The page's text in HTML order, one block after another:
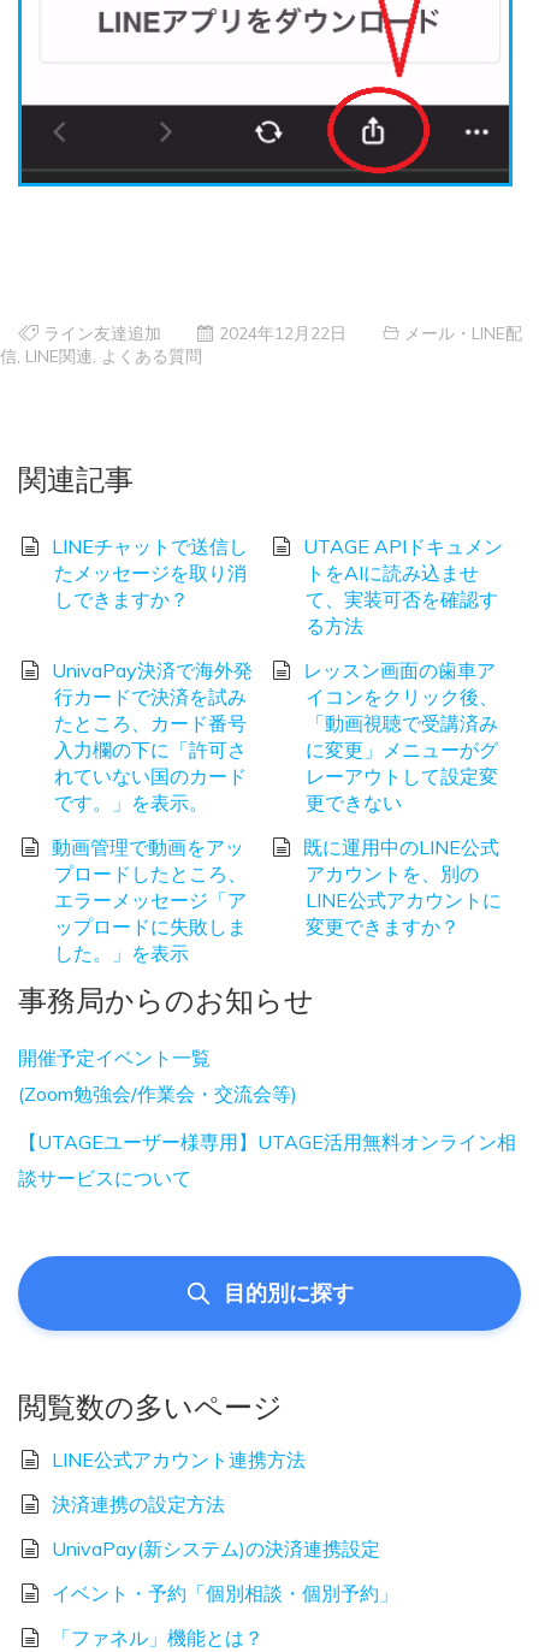
ライン友達追加 2024年12月22日
メール・LINE配
信 LINE関連 よくある質問
関連記事
LINEチャットで送信し
たメッセージを取り消
しできますか？
UTAGE APIドキュメン
トをAIに読み込ませ
て、実装可否を確認す
る方法
UnivaPay決済で海外発
行カードで決済を試み
たところ、カード番号
入力欄の下に「許可さ
れていない国のカード
です。」を表示。
レッスン画面の歯車ア
イコンをクリック後、
「動画視聴で受講済み
に変更」メニューがグ
レーアウトして設定変
更できない
動画管理で動画をアッ
プロードしたところ、
エラーメッセージ「ア
ップロードに失敗しま
した。」を表示
既に運用中のLINE公式
アカウントを、別の
LINE公式アカウントに
変更できますか？
事務局からのお知らせ
開催予定イベント一覧
(Zoom勉強会/作業会・交流会等)
【UTAGEユーザー様専用】UTAGE活用無料オンライン相
談サービスについて
目的別に探す
閲覧数の多いページ
LINE公式アカウント連携方法
決済連携の設定方法
UnivaPay(新システム)の決済連携設定
イベント・予約「個別相談・個別予約」
「ファネル」機能とは？